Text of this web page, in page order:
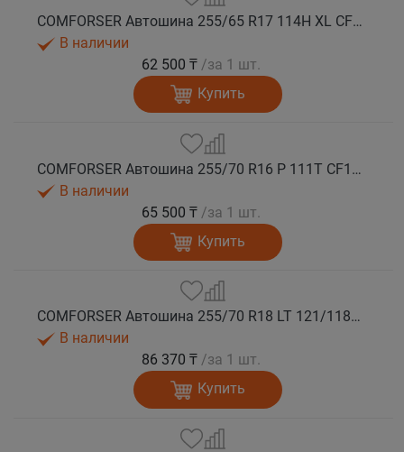
COMFORSER Автошина 255/65 R17 114H XL CF1100 RWL лето
В наличии
62 500 ₸ /за 1 шт.
Купить
COMFORSER Автошина 255/70 R16 P 111T CF1100 RWL лето
В наличии
65 500 ₸ /за 1 шт.
Купить
COMFORSER Автошина 255/70 R18 LT 121/118Q CF1100 RWL 10PR лето
В наличии
86 370 ₸ /за 1 шт.
Купить